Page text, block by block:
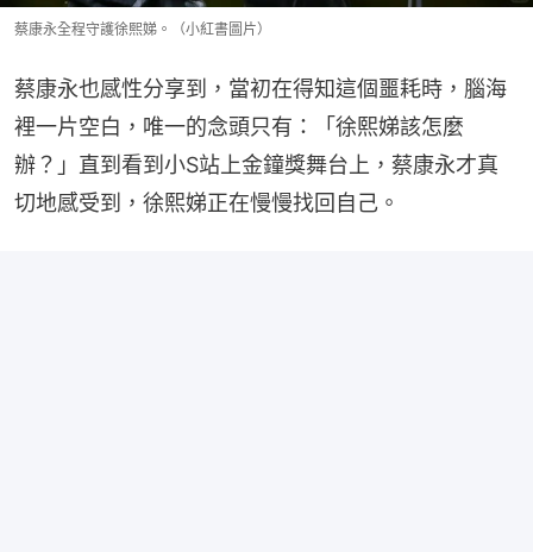
蔡康永全程守護徐熙娣。（小紅書圖片）
蔡康永也感性分享到，當初在得知這個噩耗時，腦海
裡一片空白，唯一的念頭只有：「徐熙娣該怎麼
辦？」直到看到小S站上金鐘獎舞台上，蔡康永才真
切地感受到，徐熙娣正在慢慢找回自己。